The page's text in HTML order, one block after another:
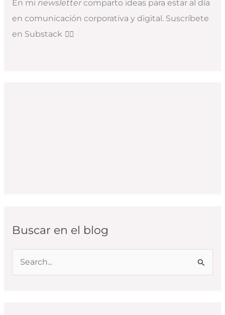
En mi newslettercomparto ideas para estar al día
en comunicación corporativa y digital. Suscríbete
en Substack 👇🏻
Buscar en el blog